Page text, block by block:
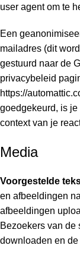
user agent om te
Een
mailadres (dit
gestuurd naar de
privacybeleid
https://
goedgekeurd, is
context van je
Media
Voorgestelde
en afbeeldingen
afbeeldingen
Bezoekers van de
downloaden en